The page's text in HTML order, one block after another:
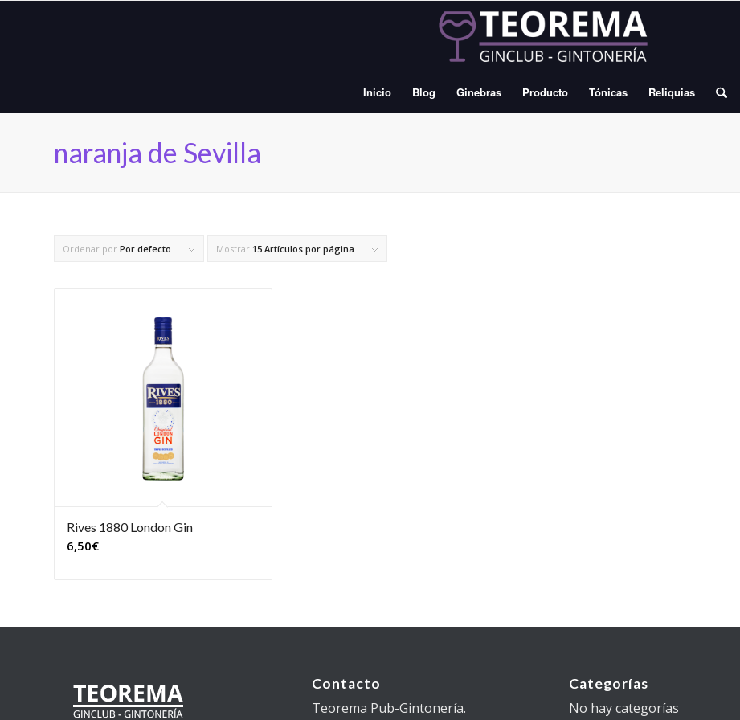
Inicio Blog Ginebras Producto Tónicas Reliquias
naranja de Sevilla
Ordenar por Por defecto Mostrar 15 Artículos por página
Rives 1880 London Gin
6,50€
Contacto
Teorema Pub-Gintonería.
Categorías
No hay categorías